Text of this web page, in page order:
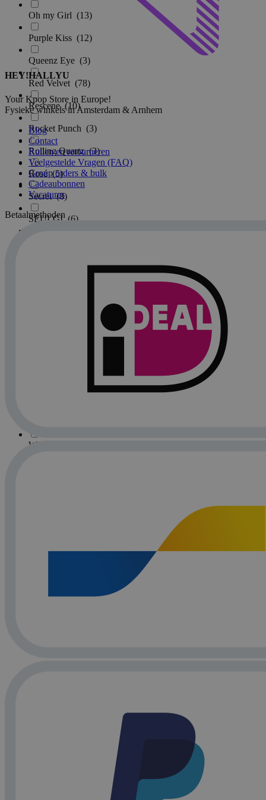
Oh my Girl (13)
Purple Kiss (12)
Queenz Eye (3)
Red Velvet (78)
Rescene(10)
Rocket Punch (3)
Rolling Quartz(3)
Rosé(5)
Secret(8)
SEULGI (6)
Woo!Ah!
HEY!HALLYU
Your Kpop Store in Europe!
Fysieke winkels in Amsterdam & Arnhem
Blog
Contact
Ruilen en retourneren
Veelgestelde Vragen (FAQ)
Group orders & bulk
Cadeaubonnen
Vacatures
Betaalmethoden